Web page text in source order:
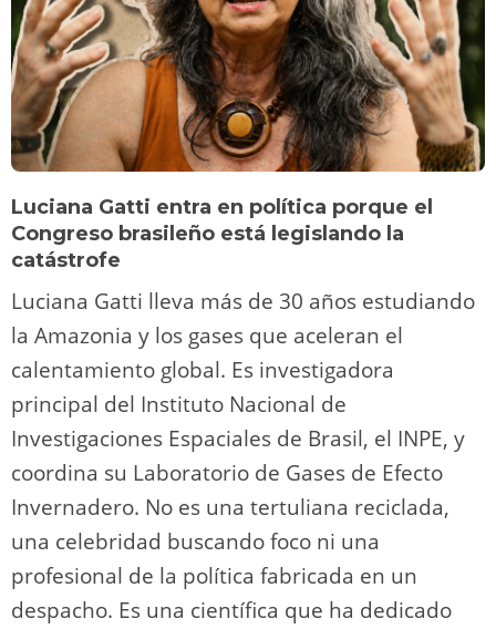
Luciana Gatti entra en política porque el
Congreso brasileño está legislando la
catástrofe
Luciana Gatti lleva más de 30 años estudiando
la Amazonia y los gases que aceleran el
calentamiento global. Es investigadora
principal del Instituto Nacional de
Investigaciones Espaciales de Brasil, el INPE, y
coordina su Laboratorio de Gases de Efecto
Invernadero. No es una tertuliana reciclada,
una celebridad buscando foco ni una
profesional de la política fabricada en un
despacho. Es una científica que ha dedicado